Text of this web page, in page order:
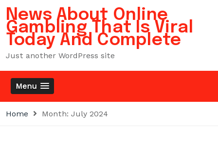
Skip
content
News About Online
Gambling That Is Viral
Today And Complete
Just another WordPress site
Menu
Home Month: July 2024